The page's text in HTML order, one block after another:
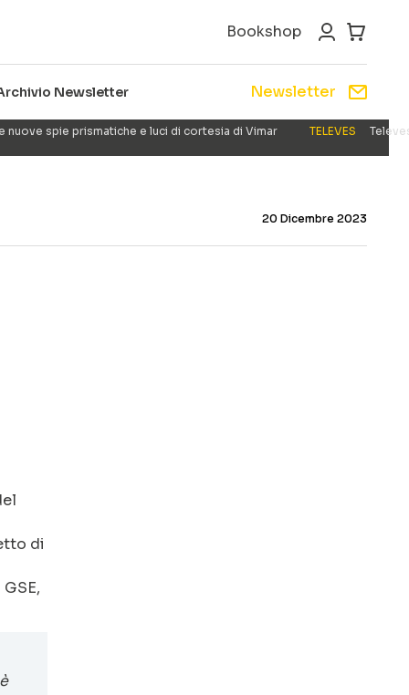
Bookshop
Newsletter Newsletter
nuove spie prismatiche e luci di cortesia di Vimar TELEVES
20 Dicembre 2023
di